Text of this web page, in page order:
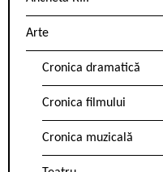
Arte
Cronica dramatică
Cronica filmului
Cronica muzicală